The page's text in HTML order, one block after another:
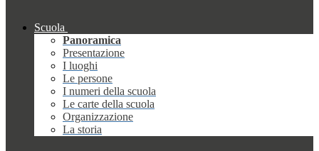
Scuola
Panoramica
Presentazione
I luoghi
Le persone
I numeri della scuola
Le carte della scuola
Organizzazione
La storia